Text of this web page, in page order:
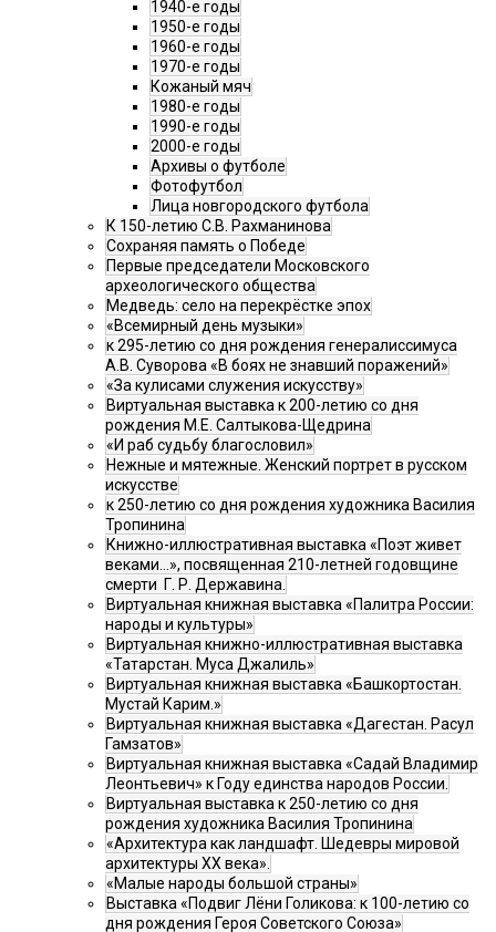
1940-е годы
1950-е годы
1960-е годы
1970-е годы
Кожаный мяч
1980-е годы
1990-е годы
2000-е годы
Архивы о футболе
Фотофутбол
Лица новгородского футбола
К 150-летию С.В. Рахманинова
Сохраняя память о Победе
Первые председатели Московского
археологического общества
Медведь: село на перекрёстке эпох
«Всемирный день музыки»
к 295-летию со дня рождения генералиссимуса
А.В. Суворова «В боях не знавший поражений»
«За кулисами служения искусству»
Виртуальная выставка к 200-летию со дня
рождения М.Е. Салтыкова-Щедрина
«И раб судьбу благословил»
Нежные и мятежные. Женский портрет в русском
искусстве
к 250-летию со дня рождения художника Василия
Тропинина
Книжно-иллюстративная выставка «Поэт живет
веками…», посвященная 210-летней годовщине
смерти Г. Р. Державина.
Виртуальная книжная выставка «Палитра России:
народы и культуры»
Виртуальная книжно-иллюстративная выставка
«Татарстан. Муса Джалиль»
Виртуальная книжная выставка «Башкортостан.
Мустай Карим.»
Виртуальная книжная выставка «Дагестан. Расул
Гамзатов»
Виртуальная книжная выставка «Садай Владимир
Леонтьевич» к Году единства народов России.
Виртуальная выставка к 250-летию со дня
рождения художника Василия Тропинина
«Архитектура как ландшафт. Шедевры мировой
архитектуры XX века».
«Малые народы большой страны»
Выставка «Подвиг Лёни Голикова: к 100-летию со
дня рождения Героя Советского Союза»